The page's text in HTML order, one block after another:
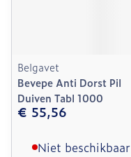
Belgavet
Bevepe Anti Dorst Pil
Duiven Tabl 1000
€ 55,56
Niet beschikbaar